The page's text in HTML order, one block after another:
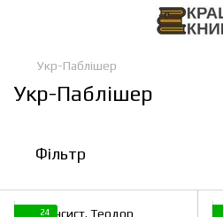
Укр-Паблішер
Укр-Паблішер
Фільтр
24